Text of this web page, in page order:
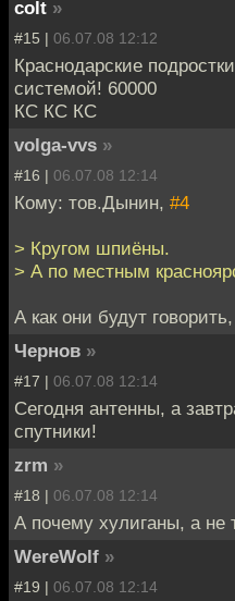
colt »
#15 | 06.07.08 12:12
Краснодарские
системой! 60000
КС КС КС
volga-vvs »
#16 | 06.07.08 12:14
Кому: тов.Дынин, #4
> Кругом шпиёны.
> А по местным
А как они будут
Чернов »
#17 | 06.07.08 12:14
Сегодня антенны, а
спутники!
zrm »
#18 | 06.07.08 12:14
А почему хулиганы, а не
WereWolf »
#19 | 06.07.08 12:14